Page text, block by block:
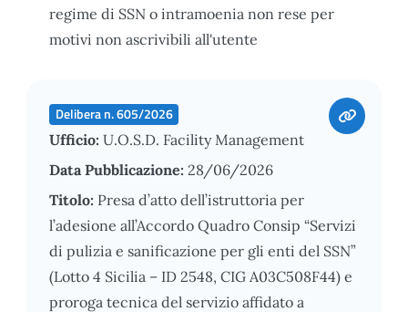
regime di SSN o intramoenia non rese per
motivi non ascrivibili all'utente
Delibera n. 605/2026
Ufficio: U.O.S.D. Facility Management
Data Pubblicazione: 28/06/2026
Titolo: Presa d’atto dell’istruttoria per
l’adesione all’Accordo Quadro Consip “Servizi
di pulizia e sanificazione per gli enti del SSN”
(Lotto 4 Sicilia – ID 2548, CIG A03C508F44) e
proroga tecnica del servizio affidato a